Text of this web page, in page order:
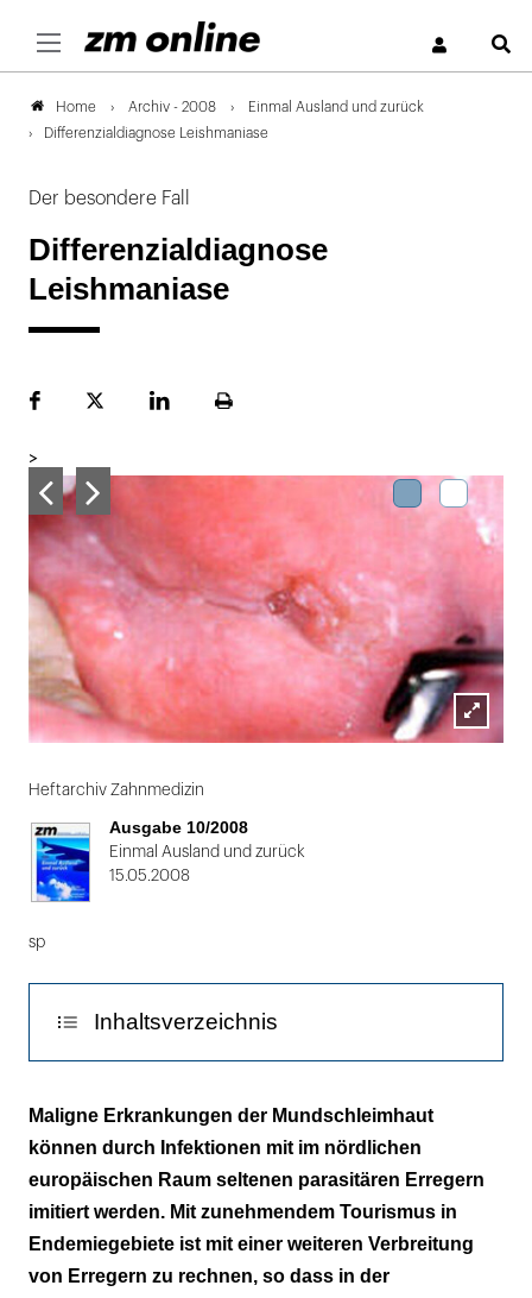
Home Archiv - 2008
Einmal Ausland und zurück
Differenzialdiagnose Leishmaniase
Der besondere Fall
Differenzialdiagnose
Leishmaniase
FacebookPlattformLinekdInSeite
>
Lightbox
1
von
2
Heftarchiv Zahnmedizin
Ausgabe 10/2008
Einmal Ausland und zurück
15.05.2008
sp
Inhaltsverzeichnis
Klinisch-körperliche Untersuchung
Diagnostik
Therapie
Diskussion
Maligne Erkrankungen der Mundschleimhaut
können durch Infektionen mit im nördlichen
europäischen Raum seltenen parasitären Erregern
imitiert werden. Mit zunehmendem Tourismus in
Endemiegebiete ist mit einer weiteren Verbreitung
von Erregern zu rechnen, so dass in der